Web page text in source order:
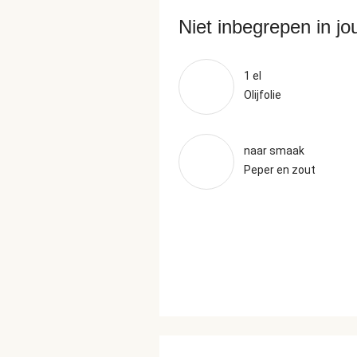
Niet inbegrepen in
1 el
Olijfolie
naar smaak
Peper en zout